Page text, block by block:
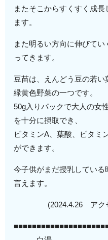
またそこからすくすく成
ます。
また明るい方向に伸びて
ってきます。
豆苗は、えんどう豆の若い
緑黄色野菜の一つです。
50g入りパックで大人の女
を十分に摂取でき、
ビタミンA、葉酸、ビタミ
ができます。
今子供がまだ授乳している
言えます。
(2024.4.26 アク